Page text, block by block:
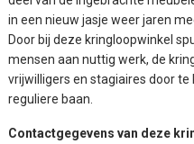
in een nieuw jasje weer jaren
Door bij deze kringloopwinkel
mensen aan nuttig werk, de
vrijwilligers en stagiaires door
reguliere baan.
Contactgegevens van deze